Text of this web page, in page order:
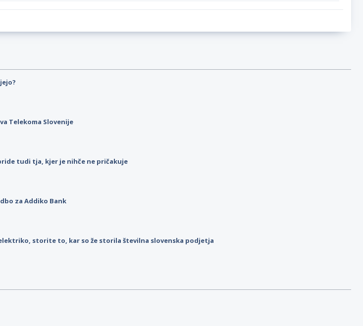
Telekoma Slovenije
tudi tja, kjer je nihče ne pričakuje
za Addiko Bank
storite to, kar so že storila številna slovenska podjetja